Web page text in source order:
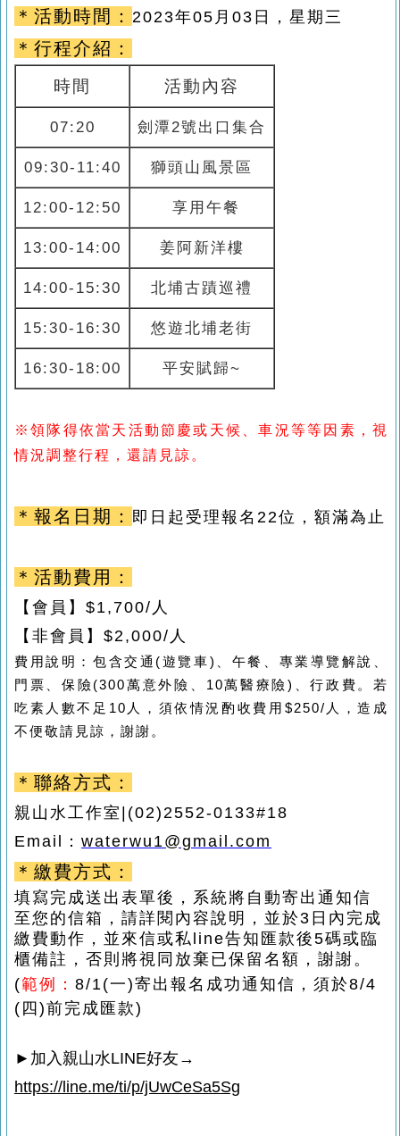
＊活動時間： 2023年05 月03 日，星期三
＊行程介紹：
時間 活動內容
07:20 劍潭2號出口集合
09:30-11:40 獅頭山風景區
12:00-12:50 享用午餐
13:00-14:00 姜阿新洋樓
14:00-15:30 北埔古蹟巡禮
15:30-16:30 悠遊北埔老街
16:30-18:00 平安賦歸~
※領隊得依當天活動節慶或天候、車況等等因素，視
情況調整行程，還請見諒。
＊報名日期： 即日起受理報名22位，額滿為止
＊活動費用：
【會員】 $1,700/ 人
【非會員】 $2,000/ 人
費用說明：包含交通 (遊覽車)
、午餐、專業導覽解說、
門票、保險(300萬意外險、 10萬醫療險)
、行政費。若
吃素人數不足 10 人，須依情況酌收費用$250/人，造成
不便敬請見諒，謝謝。
＊聯絡方式：
親山水工作室 |(02)2552-0133#18
Email
： waterwu1@gmail.com
＊繳費方式：
填寫完成送出表單後，系統將自動寄出通知信
至您的信箱，請詳閱內容說明，並於3日 內完成
繳費動作 ，並來信或私line告知匯款後5碼或臨
櫃備註 ， 否則將視同放棄已保留名額，謝謝。
(範例： 8/1(一)寄出報名成功通知信，須於8/4
(四)前完成匯款)
► 加入親山水LINE好友→
https://line.me/ti/p/jUwCeSa5Sg